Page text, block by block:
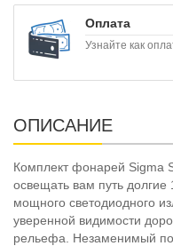
Оплата
Узнайте как
ОПИСАНИЕ
Комплект фонарей Sigma
освещать вам путь долгие
мощного светодиодного
уверенной видимости
рельефа. Незаменимый